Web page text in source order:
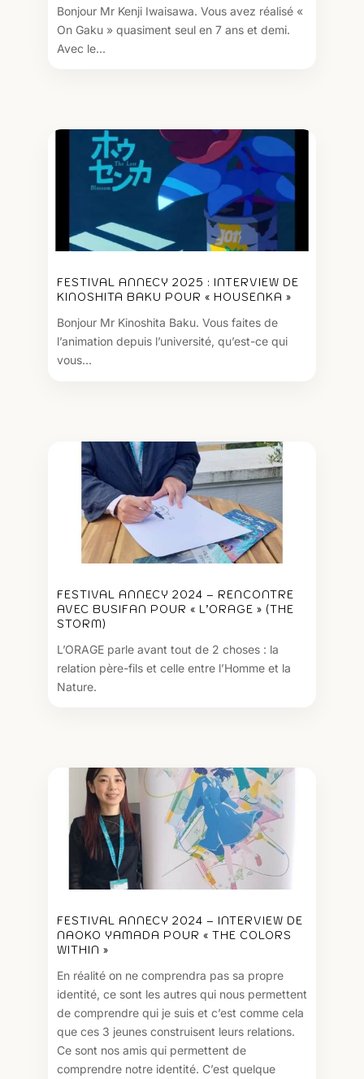
Bonjour Mr Kenji Iwaisawa. Vous avez réalisé «
On Gaku » quasiment seul en 7 ans et demi.
Avec le...
FESTIVAL ANNECY 2025 : INTERVIEW DE
KINOSHITA BAKU POUR « HOUSENKA »
Bonjour Mr Kinoshita Baku. Vous faites de
l’animation depuis l’université, qu’est-ce qui
vous...
FESTIVAL ANNECY 2024 – RENCONTRE
AVEC BUSIFAN POUR « L’ORAGE » (THE
STORM)
L’ORAGE parle avant tout de 2 choses : la
relation père-fils et celle entre l’Homme et la
Nature.
FESTIVAL ANNECY 2024 – INTERVIEW DE
NAOKO YAMADA POUR « THE COLORS
WITHIN »
En réalité on ne comprendra pas sa propre
identité, ce sont les autres qui nous permettent
de comprendre qui je suis et c’est comme cela
que ces 3 jeunes construisent leurs relations.
Ce sont nos amis qui permettent de
comprendre notre identité. C’est quelque